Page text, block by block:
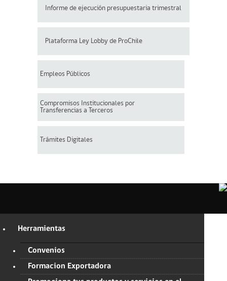
Informe de ejecución presupuestaria trimestral
Plataforma Ley Lobby de ProChile
Empleos Públicos
Compromisos Institucionales por
Transferencias a Terceros
Trámites Digitales
Herramientas
Convenios
Formacion Exportadora